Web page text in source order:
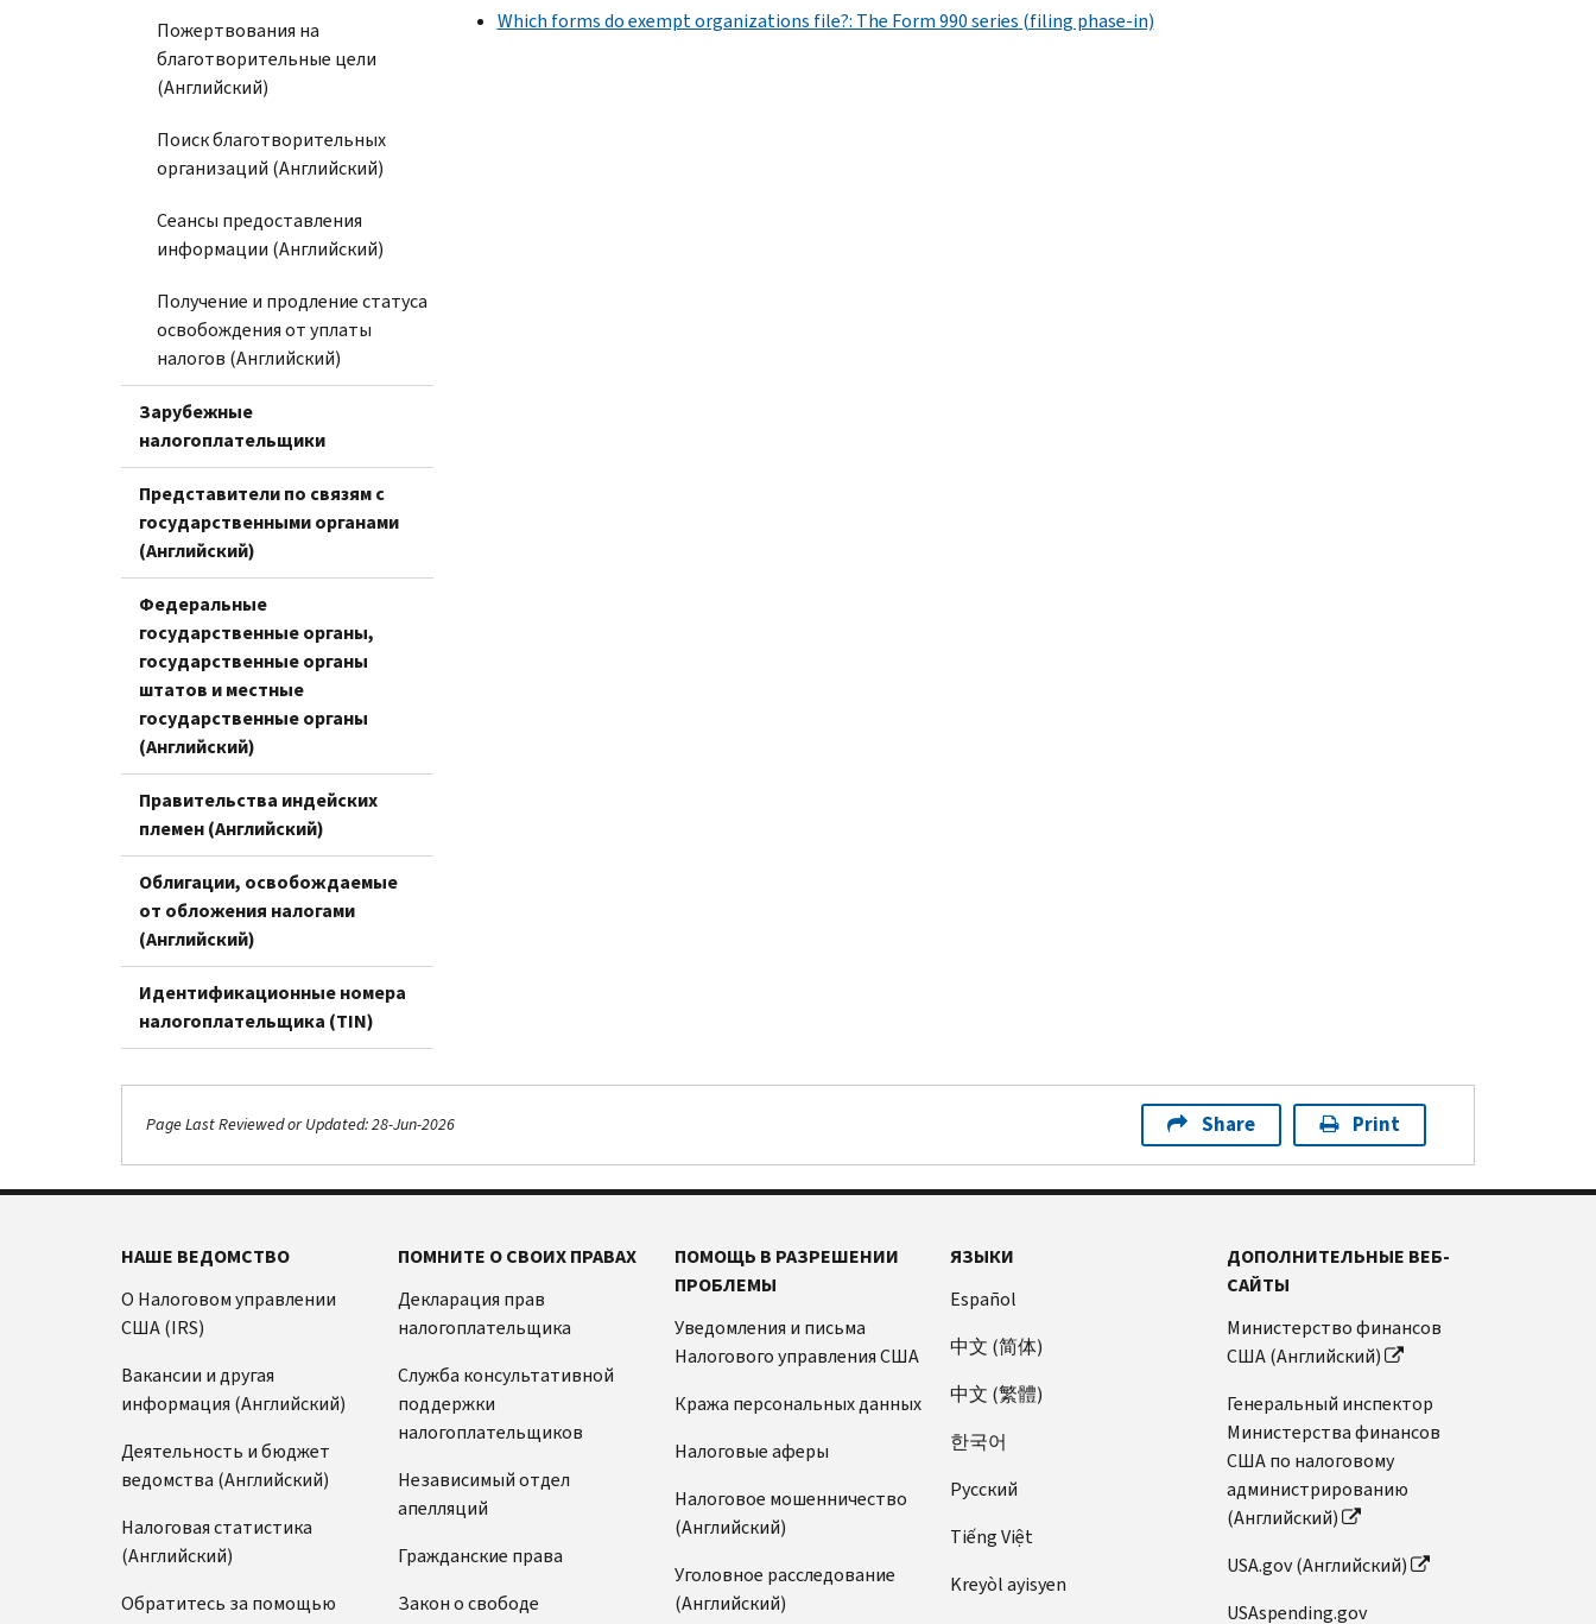
Пожертвования на
благотворительные цели
(Английский)
Поиск благотворительных
организаций (Английский)
Сеансы предоставления
информации (Английский)
Получение и продление статуса
освобождения от уплаты
налогов (Английский)
Зарубежные
налогоплательщики
Представители по связям с
государственными органами
(Английский)
Федеральные
государственные органы,
государственные органы
штатов и местные
государственные органы
(Английский)
Правительства индейских
племен (Английский)
Облигации, освобождаемые
от обложения налогами
(Английский)
Идентификационные номера
налогоплательщика (TIN)
Which forms do exempt organizations file?: The Form 990 series (filing phase-in)
Page Last Reviewed or Updated: 28-Jun-2026 Share Print
НАШЕ ВЕДОМСТВО
О Налоговом управлении
США (IRS)
Вакансии и другая
информация (Английский)
Деятельность и бюджет
ведомства (Английский)
Налоговая статистика
(Английский)
Обратитесь за помощью
ПОМНИТЕ О СВОИХ ПРАВАХ
Декларация прав
налогоплательщика
Служба консультативной
поддержки
налогоплательщиков
Независимый отдел
апелляций
Гражданские права
Закон о свободе
ПОМОЩЬ В РАЗРЕШЕНИИ
ПРОБЛЕМЫ
Уведомления и письма
Налогового управления США
Кража персональных данных
Налоговые аферы
Налоговое мошенничество
(Английский)
Уголовное расследование
(Английский)
ЯЗЫКИ
Español
中文 (简体)
中文 (繁體)
한국어
Pусский
Tiếng Việt
Kreyòl ayisyen
ДОПОЛНИТЕЛЬНЫЕ ВЕБ-
САЙТЫ
Министерство финансов
США (Английский)
Генеральный инспектор
Министерства финансов
США по налоговому
администрированию
(Английский)
USA.gov (Английский)
USAspending.gov